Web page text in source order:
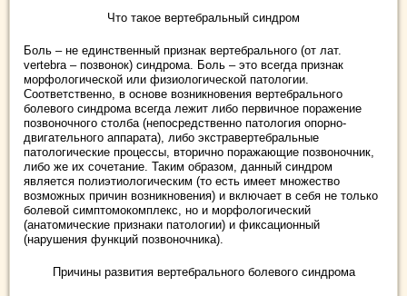
Что такое вертебральный синдром
Боль – не единственный признак вертебрального (от лат.
vertebra – позвонок) синдрома. Боль – это всегда признак
морфологической или физиологической патологии.
Соответственно, в основе возникновения вертебрального
болевого синдрома всегда лежит либо первичное поражение
позвоночного столба (непосредственно патология опорно-
двигательного аппарата), либо экстравертебральные
патологические процессы, вторично поражающие позвоночник,
либо же их сочетание. Таким образом, данный синдром
является полиэтиологическим (то есть имеет множество
возможных причин возникновения) и включает в себя не только
болевой симптомокомплекс, но и морфологический
(анатомические признаки патологии) и фиксационный
(нарушения функций позвоночника).
Причины развития вертебрального болевого синдрома